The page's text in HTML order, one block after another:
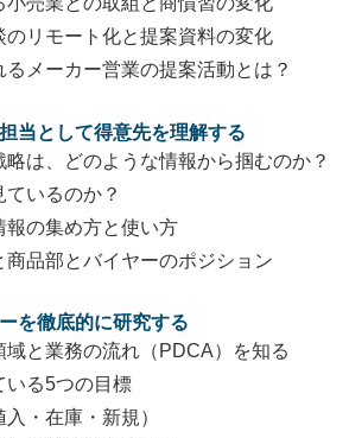
のリモート化と提案資料の変化
るメーカー営業の提案活動とは？
当として得意先を理解する
略は、どのような情報から掴むのか？
ているのか？
報の集め方と使い方
商品部とバイヤーのポジション
を徹底的に研究する
域と業務の流れ（PDCA）を知る
いる5つの目標
・在庫・新規）